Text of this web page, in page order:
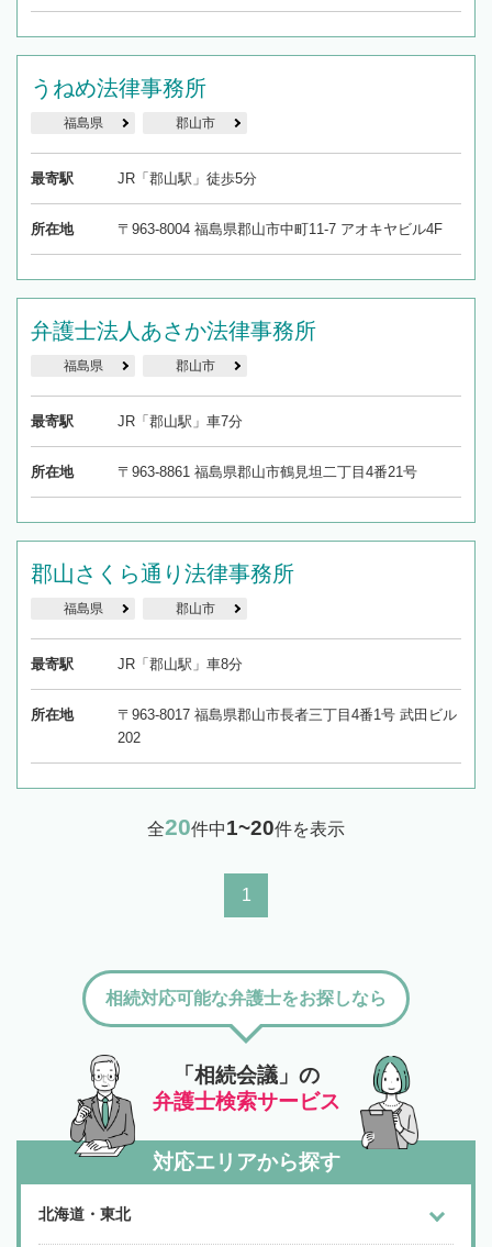
うねめ法律事務所
福島県 郡山市
最寄駅 JR「郡山駅」徒歩5分
所在地 〒963-8004 福島県郡山市中町11-7 アオキヤビル4F
弁護士法人あさか法律事務所
福島県 郡山市
最寄駅 JR「郡山駅」車7分
所在地 〒963-8861 福島県郡山市鶴見坦二丁目4番21号
郡山さくら通り法律事務所
福島県 郡山市
最寄駅 JR「郡山駅」車8分
所在地
〒963-8017 福島県郡山市長者三丁目4番1号 武田ビル
202
全20件中1~20件を表示
1
「相続会議」の
弁護士検索サービス
相続対応可能な弁護士をお探しなら
対応エリアから探す
北海道・東北